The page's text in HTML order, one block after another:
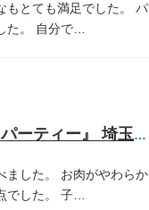
とても満足でした。
パ
。
自分で…
開催しました! 『新築お披露目パーティー』 埼玉県さいたま市 T様宅
した。
お肉がやわらか
した。
子…